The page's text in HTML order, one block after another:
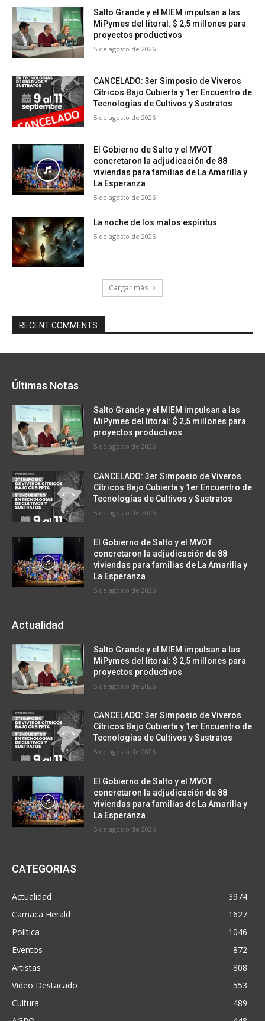
Salto Grande y el MIEM impulsan a las
MiPymes del litoral: $ 2,5 millones para
proyectos productivos
5 de agosto de 2026
CANCELADO: 3er Simposio de Viveros
Cítricos Bajo Cubierta y 1er Encuentro de
Tecnologías de Cultivos y Sustratos
5 de agosto de 2026
El Gobierno de Salto y el MVOT
concretaron la adjudicación de 88
viviendas para familias de La Amarilla y
La Esperanza
5 de agosto de 2026
La noche de los malos espíritus
5 de agosto de 2026
Cargar más
RECENT COMMENTS
Últimas Notas
Salto Grande y el MIEM impulsan a las
MiPymes del litoral: $ 2,5 millones para
proyectos productivos
5 de agosto de 2026
CANCELADO: 3er Simposio de Viveros
Cítricos Bajo Cubierta y 1er Encuentro de
Tecnologías de Cultivos y Sustratos
5 de agosto de 2026
El Gobierno de Salto y el MVOT
concretaron la adjudicación de 88
viviendas para familias de La Amarilla y
La Esperanza
5 de agosto de 2026
Actualidad
Salto Grande y el MIEM impulsan a las
MiPymes del litoral: $ 2,5 millones para
proyectos productivos
5 de agosto de 2026
CANCELADO: 3er Simposio de Viveros
Cítricos Bajo Cubierta y 1er Encuentro de
Tecnologías de Cultivos y Sustratos
5 de agosto de 2026
El Gobierno de Salto y el MVOT
concretaron la adjudicación de 88
viviendas para familias de La Amarilla y
La Esperanza
5 de agosto de 2026
CATEGORIAS
Actualidad
3974
Camaca Herald
1627
Política
1046
Eventos
872
Artistas
808
Video Destacado
553
Cultura
489